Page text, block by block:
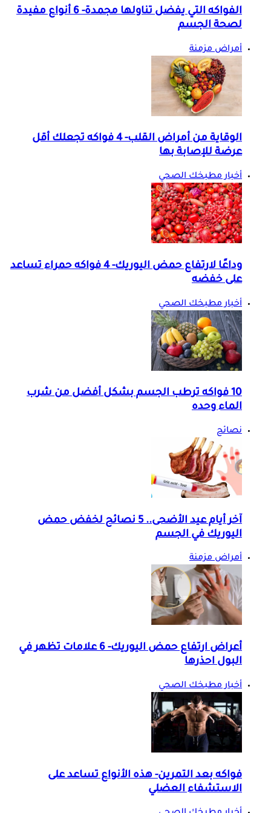
الفواكه التي يفضل تناولها مجمدة- 6 أنواع مفيدة
لصحة الجسم
أمراض مزمنة
الوقاية من أمراض القلب- 4 فواكه تجعلك أقل
عرضة للإصابة بها
أخبار مطبخك الصحي
وداعًا لارتفاع حمض اليوريك- 4 فواكه حمراء تساعد
على خفضه
أخبار مطبخك الصحي
10 فواكه ترطب الجسم بشكل أفضل من شرب
الماء وحده
نصائح
آخر أيام عيد الأضحى.. 5 نصائح لخفض حمض
اليوريك في الجسم
أمراض مزمنة
أعراض ارتفاع حمض اليوريك- 6 علامات تظهر في
البول احذرها
أخبار مطبخك الصحي
فواكه بعد التمرين- هذه الأنواع تساعد على
الاستشفاء العضلي